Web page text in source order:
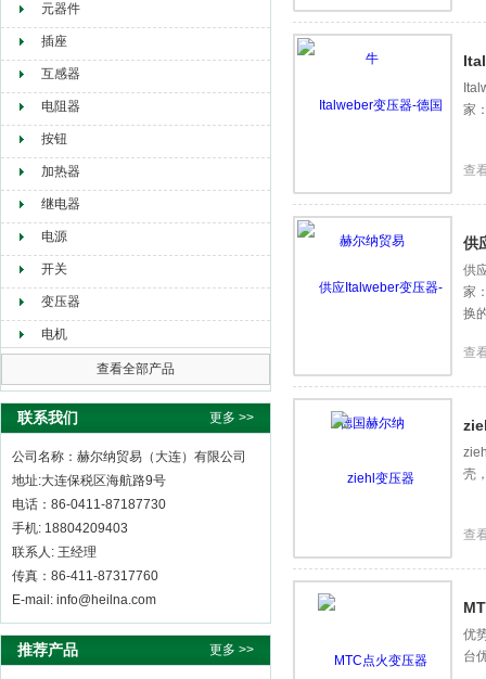
元器件
插座
互感器
电阻器
按钮
加热器
继电器
电源
开关
变压器
电机
查看全部产品
联系我们 更多 >>
公司名称：赫尔纳贸易（大连）有限公司
地址:大连保税区海航路9号
电话：86-0411-87187730
手机: 18804209403
联系人: 王经理
传真：86-411-87317760
E-mail: info@heilna.com
推荐产品 更多 >>
家
查
供
供
家
换
查
壳
查
优
台